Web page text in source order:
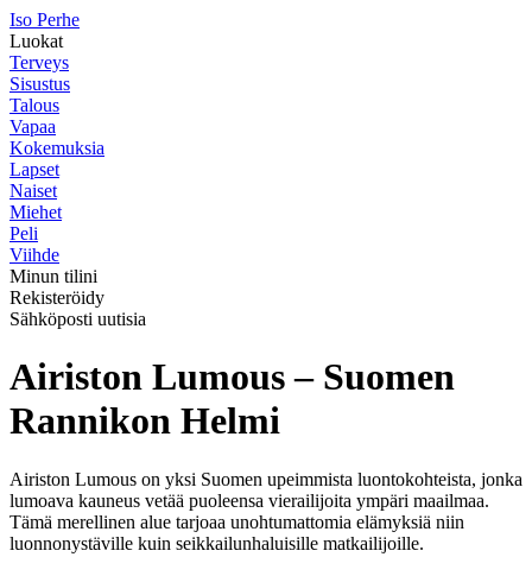
Iso Perhe
Luokat
Terveys
Sisustus
Talous
Vapaa
Kokemuksia
Lapset
Naiset
Miehet
Peli
Viihde
Minun tilini
Rekisteröidy
Sähköposti uutisia
Airiston Lumous – Suomen
Rannikon Helmi
Airiston Lumous on yksi Suomen upeimmista luontokohteista, jonka
lumoava kauneus vetää puoleensa vierailijoita ympäri maailmaa.
Tämä merellinen alue tarjoaa unohtumattomia elämyksiä niin
luonnonystäville kuin seikkailunhaluisille matkailijoille.